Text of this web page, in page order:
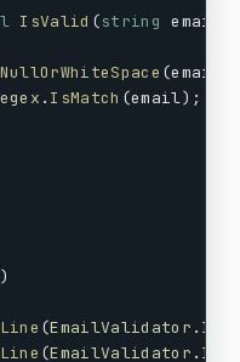
IsValid (string email
(email
. IsMatch (email);
(EmailValidator .
(EmailValidator .